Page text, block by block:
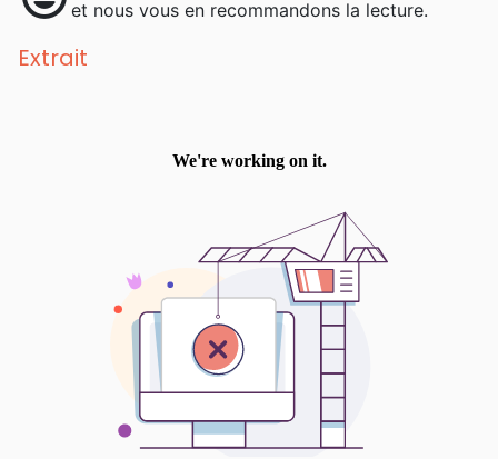
et nous vous en recommandons la lecture.
Extrait